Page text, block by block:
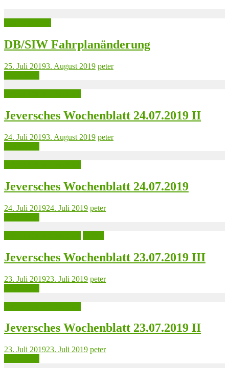
DB/SIW Fahrplanänderung
25. Juli 20193. August 2019 peter
Jeversches Wochenblatt 24.07.2019 II
24. Juli 20193. August 2019 peter
Jeversches Wochenblatt 24.07.2019
24. Juli 201924. Juli 2019 peter
Jeversches Wochenblatt 23.07.2019 III
23. Juli 201923. Juli 2019 peter
Jeversches Wochenblatt 23.07.2019 II
23. Juli 201923. Juli 2019 peter